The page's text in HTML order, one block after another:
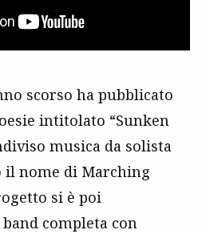
scorso ha pubblicato
intitolato “Sunken
musica da solista
il nome di Marching
si è poi
completa con